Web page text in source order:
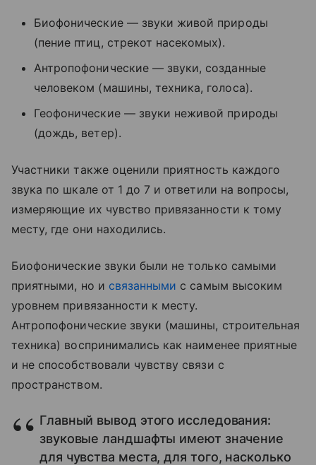
Биофонические — звуки живой природы
(пение птиц, стрекот насекомых).
Антропофонические — звуки, созданные
человеком (машины, техника, голоса).
Геофонические — звуки неживой природы
(дождь, ветер).
Участники также оценили приятность каждого
звука по шкале от 1 до 7 и ответили на вопросы,
измеряющие их чувство привязанности к тому
месту, где они находились.
Биофонические звуки были не только самыми
приятными, но и связанными с самым высоким
уровнем привязанности к месту.
Антропофонические звуки (машины, строительная
техника) воспринимались как наименее приятные
и не способствовали чувству связи с
пространством.
Главный вывод этого исследования:
звуковые ландшафты имеют значение
для чувства места, для того, насколько